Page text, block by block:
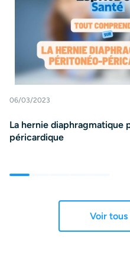
06/03/2023
La hernie diaphragmatique
péricardique
Voir